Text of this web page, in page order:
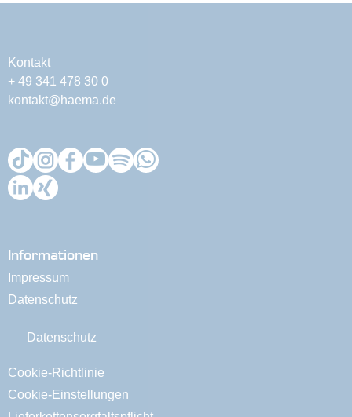
Kontakt
+ 49 341 478 30 0
kontakt@haema.de
Informationen
Impressum
Datenschutz
Datenschutz
Cookie-Richtlinie
Cookie-Einstellungen